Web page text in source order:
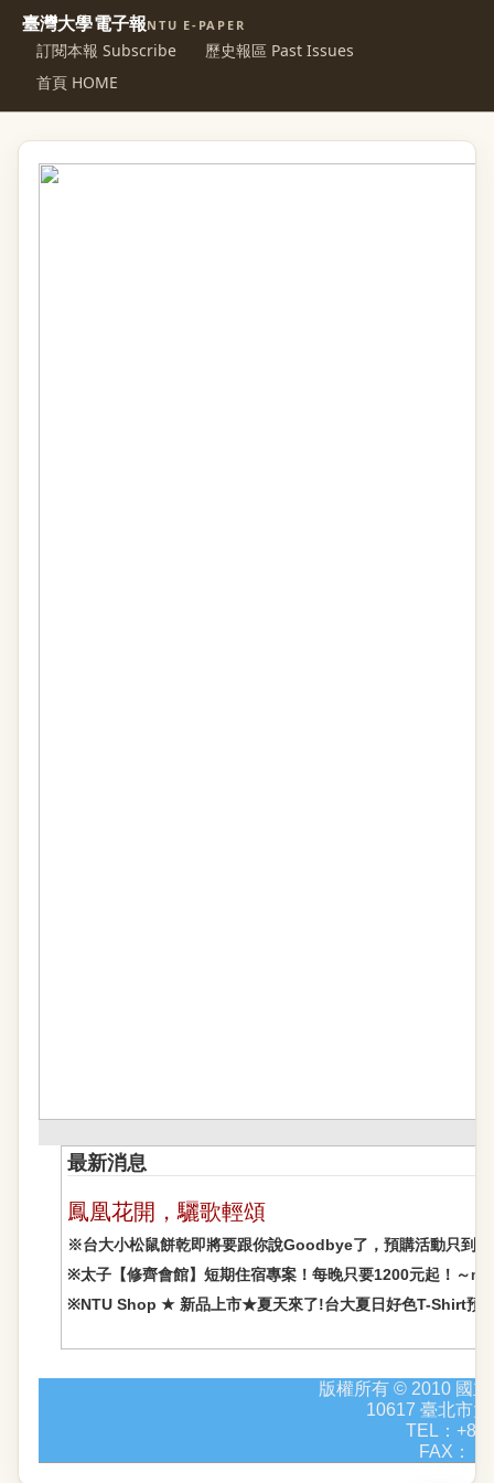
臺灣大學電子報NTU E-PAPER
訂閱本報 Subscribe
歷史報區 Past Issues
首頁 HOME
最新消息
鳳凰花開，驪歌輕頌
※台大小松鼠餅乾即將要跟你說Goodbye了，預購活動只到
※太子【修齊會館】短期住宿專案！每晚只要1200元起！～
※NTU Shop ★ 新品上市★夏天來了!台大夏日好色T-Shirt預
版權所有 © 2010 國
10617 臺北市
TEL：
FAX：